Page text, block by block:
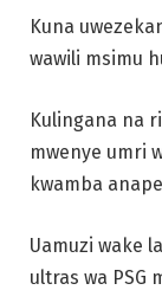
Kuna
wawili msimu
Kulingana na
mwenye umri
kwamba
Uamuzi wake
ultras wa PSG